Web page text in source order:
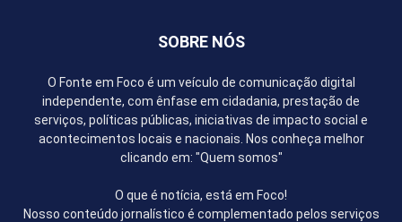
SOBRE NÓS
O Fonte em Foco é um veículo de comunicação digital
independente, com ênfase em cidadania, prestação de
serviços, políticas públicas, iniciativas de impacto social e
acontecimentos locais e nacionais. Nos conheça melhor
clicando em: "Quem somos"
O que é notícia, está em Foco!
Nosso conteúdo jornalístico é complementado pelos serviços